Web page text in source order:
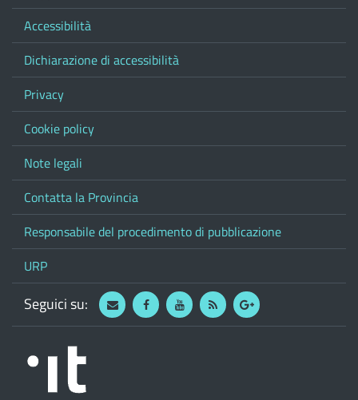
Accessibilità
Dichiarazione di accessibilità
Privacy
Cookie policy
Note legali
Contatta la Provincia
Responsabile del procedimento di pubblicazione
URP
Seguici su: WebmailFacebookYoutube
RSS Google